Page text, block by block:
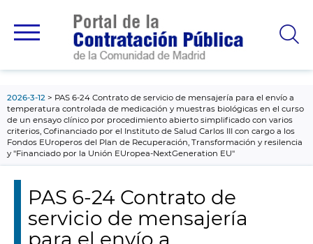
principal
2026-3-12
PAS 6-24 Contrato de servicio de mensajería para el envío a
temperatura controlada de medicación y muestras biológicas en el curso
de un ensayo clínico por procedimiento abierto simplificado con varios
criterios, Cofinanciado por el Instituto de Salud Carlos III con cargo a los
Fondos EUroperos del Plan de Recuperación, Transformación y resilencia
y "Financiado por la Unión EUropea-NextGeneration EU"
PAS 6-24 Contrato de
servicio de mensajería
para el envío a